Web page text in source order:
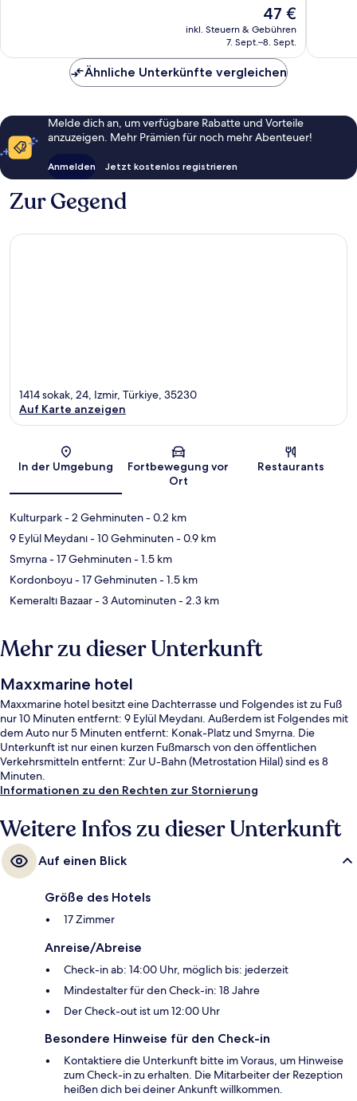
Der
Preis
beträgt
47 €
inkl. Steuern & Gebühren
7. Sept.–8. Sept.
Ähnliche Unterkünfte vergleichen
Melde dich an, um verfügbare Rabatte und Vorteile
anzuzeigen. Mehr Prämien für noch mehr Abenteuer!
Anmelden Jetzt kostenlos registrieren
Zur Gegend
Karte
1414 sokak, 24, Izmir, Türkiye, 35230
Auf Karte anzeigen
In der Umgebung
Fortbewegung vor
Ort
Restaurants
Kulturpark- 2 Gehminuten- 0.2 km
9 Eylül Meydanı- 10 Gehminuten- 0.9 km
Smyrna- 17 Gehminuten- 1.5 km
Kordonboyu- 17 Gehminuten- 1.5 km
Kemeraltı Bazaar- 3 Autominuten- 2.3 km
Mehr zu dieser Unterkunft
Maxxmarine hotel
Maxxmarine hotel besitzt eine Dachterrasse und Folgendes ist zu Fuß
nur 10 Minuten entfernt: 9 Eylül Meydanı. Außerdem ist Folgendes mit
dem Auto nur 5 Minuten entfernt: Konak-Platz und Smyrna. Die
Unterkunft ist nur einen kurzen Fußmarsch von den öffentlichen
Verkehrsmitteln entfernt: Zur U-Bahn (Metrostation Hilal) sind es 8
Minuten.
Informationen zu den Rechten zur Stornierung
Weitere Infos zu dieser Unterkunft
Auf einen Blick
Größe des Hotels
17 Zimmer
Anreise/Abreise
Check-in ab: 14:00 Uhr, möglich bis: jederzeit
Mindestalter für den Check-in: 18 Jahre
Der Check-out ist um 12:00 Uhr
Besondere Hinweise für den Check-in
Kontaktiere die Unterkunft bitte im Voraus, um Hinweise
zum Check-in zu erhalten. Die Mitarbeiter der Rezeption
heißen dich bei deiner Ankunft willkommen.